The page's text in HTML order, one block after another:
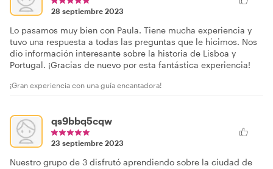
28 septiembre 2023
Lo pasamos muy bien con Paula. Tiene mucha experiencia y
tuvo una respuesta a todas las preguntas que le hicimos. Nos
dio información interesante sobre la historia de Lisboa y
Portugal. ¡Gracias de nuevo por esta fantástica experiencia!
¡Gran experiencia con una guía encantadora!
qs9bbq5cqw
23 septiembre 2023
Nuestro grupo de 3 disfrutó aprendiendo sobre la ciudad de